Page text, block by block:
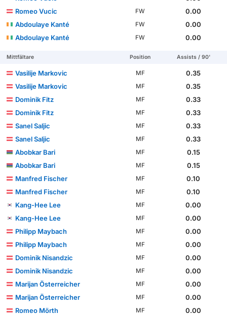
Romeo Vucic
FW
0.00
Abdoulaye Kanté
FW
0.00
Abdoulaye Kanté
FW 0.00
Mittfältare Position Assists / 90'
Vasilije Markovic MF
0.35
Vasilije Markovic
MF
0.35
Dominik Fitz
MF
0.33
Dominik Fitz
MF
0.33
Sanel Saljic
MF
0.33
Sanel Saljic
MF
0.33
Abobkar Bari
MF
0.15
Abobkar Bari
MF
0.15
Manfred Fischer
MF
0.10
Manfred Fischer
MF
0.10
Kang-Hee Lee
MF
0.00
Kang-Hee Lee
MF
0.00
Philipp Maybach
MF
0.00
Philipp Maybach
MF
0.00
Dominik Nisandzic
MF
0.00
Dominik Nisandzic
MF
0.00
Marijan Österreicher
MF
0.00
Marijan Österreicher
MF
0.00
Romeo Mörth
MF
0.00